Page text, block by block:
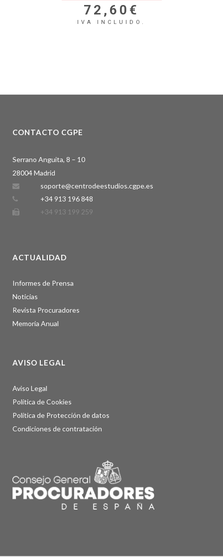
72,60 €
IVA INCLUIDO.
CONTACTO CGPE
Serrano Anguita, 8 – 10
28004 Madrid
soporte@centrodeestudios.cgpe.es
+34 913 196 848
+34 913 199 259
ACTUALIDAD
Informes de Prensa
Noticias
Revista Procuradores
Memoria Anual
AVISO LEGAL
Aviso Legal
Política de Cookies
Política de Protección de datos
Condiciones de contratación